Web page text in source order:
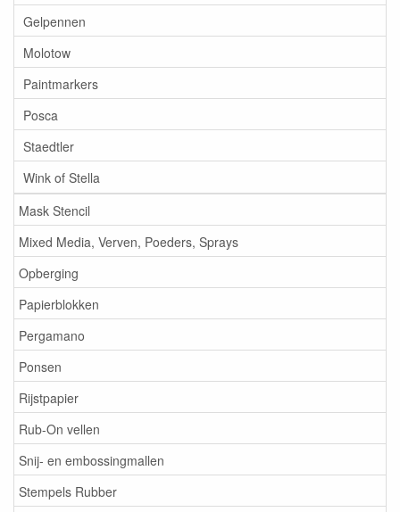
Gelpennen
Molotow
Paintmarkers
Posca
Staedtler
Wink of Stella
Mask Stencil
Mixed Media, Verven, Poeders, Sprays
Opberging
Papierblokken
Pergamano
Ponsen
Rijstpapier
Rub-On vellen
Snij- en embossingmallen
Stempels Rubber